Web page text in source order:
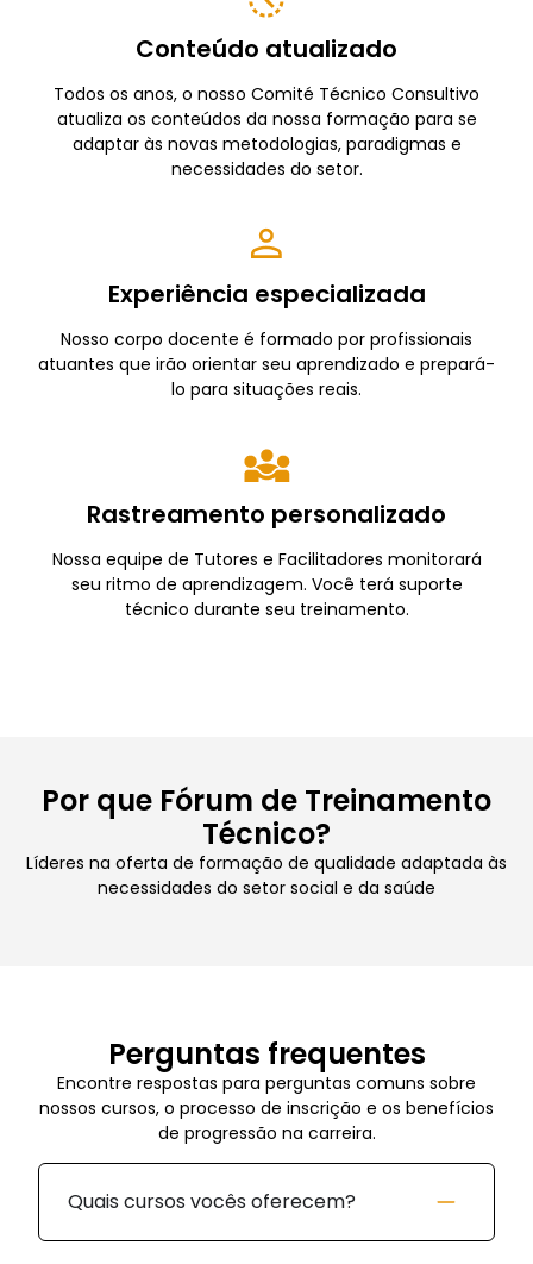
Conteúdo atualizado
Todos os anos, o nosso Comité Técnico Consultivo
atualiza os conteúdos da nossa formação para se
adaptar às novas metodologias, paradigmas e
necessidades do setor.
Experiência especializada
Nosso corpo docente é formado por profissionais
atuantes que irão orientar seu aprendizado e prepará-
lo para situações reais.
Rastreamento personalizado
Nossa equipe de Tutores e Facilitadores monitorará
seu ritmo de aprendizagem. Você terá suporte
técnico durante seu treinamento.
Por que Fórum de Treinamento
Técnico?
Líderes na oferta de formação de qualidade adaptada às
necessidades do setor social e da saúde
Perguntas frequentes
Encontre respostas para perguntas comuns sobre
nossos cursos, o processo de inscrição e os benefícios
de progressão na carreira.
Quais cursos vocês oferecem?